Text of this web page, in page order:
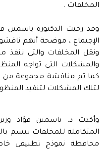
المخلفات .
وقد رحبت الدكتورة ياسمين
الإجتماع ، موضحة أنهم
ونقل المخلفات والتى تنفذ
والمشكلات التى تواجه
كما تم مناقشة مجموعة من
لتلك المشكلات لتنفيذ
وأكدت د. ياسمين فؤاد
المتكاملة للمخلفات تتسم
محافظة نموذج تطبيقى